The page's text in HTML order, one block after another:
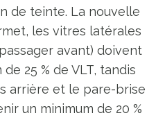
de teinte. La nouvelle
les vitres latérales
avant) doivent
25 % de VLT, tandis
arrière et le pare-brise
un minimum de 20 %